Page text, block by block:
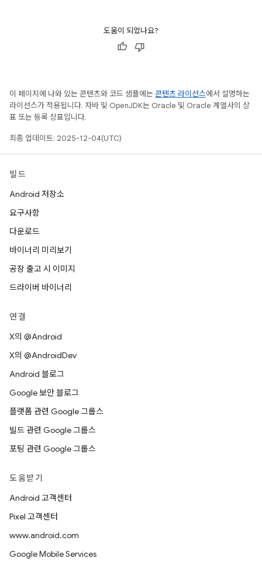
도움이 되었나요?
이 페이지에 나와 있는 콘텐츠와 코드 샘플에는 콘텐츠 라이선스에서 설명하는
라이선스가 적용됩니다. 자바 및 OpenJDK는 Oracle 및 Oracle 계열사의 상
표 또는 등록 상표입니다.
최종 업데이트: 2025-12-04(UTC)
빌드
Android 저장소
요구사항
다운로드
바이너리 미리보기
공장 출고 시 이미지
드라이버 바이너리
연결
X의 @Android
X의 @AndroidDev
Android 블로그
Google 보안 블로그
플랫폼 관련 Google 그룹스
빌드 관련 Google 그룹스
포팅 관련 Google 그룹스
도움받기
Android 고객센터
Pixel 고객센터
www.android.com
Google Mobile Services